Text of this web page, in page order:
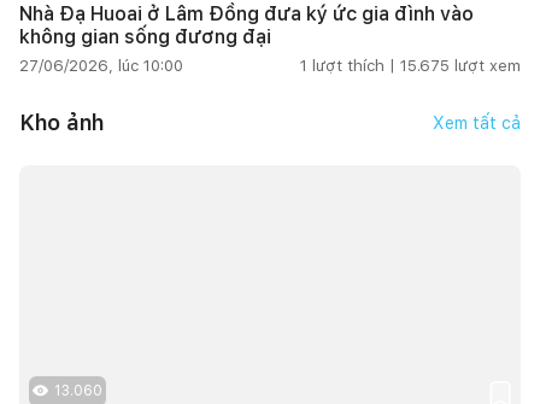
Nhà Đạ Huoai ở Lâm Đồng đưa ký ức gia đình vào
không gian sống đương đại
27/06/2026, lúc 10:00 1 lượt thích | 15.675 lượt xem
Kho ảnh Xem tất cả
13.060